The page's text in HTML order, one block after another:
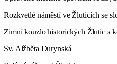
Rozkvetlé náměstí ve Žluticích se
Zimní kouzlo historických Žlutic s
Sv. Alžběta Durynská